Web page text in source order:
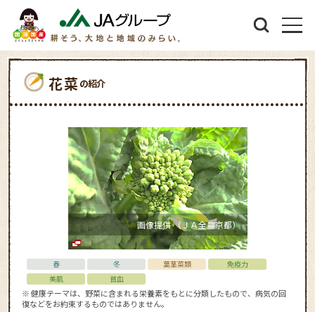
花菜 の紹介
画像提供 （ＪＡ全農京都）
春 冬 葉茎菜類
免疫力
美肌
貧血
※ 健康テーマは、野菜に含まれる栄養素をもとに分類したもので、病気の回
復などをお約束するものではありません。